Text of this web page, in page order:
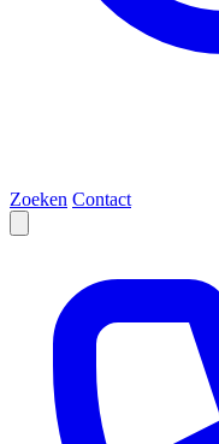
Zoeken Contact